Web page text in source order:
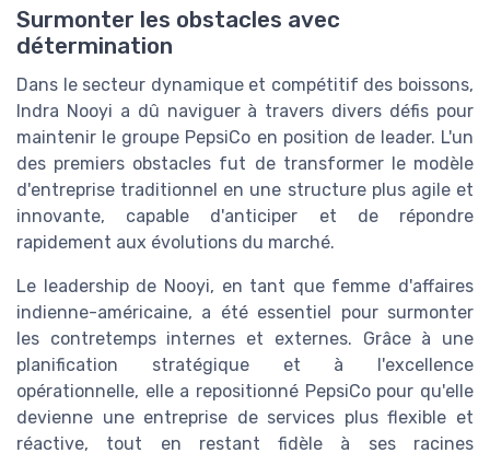
Surmonter les obstacles avec
détermination
Dans le secteur dynamique et compétitif des boissons,
Indra Nooyi a dû naviguer à travers divers défis pour
maintenir le groupe PepsiCo en position de leader. L'un
des premiers obstacles fut de transformer le modèle
d'entreprise traditionnel en une structure plus agile et
innovante, capable d'anticiper et de répondre
rapidement aux évolutions du marché.
Le leadership de Nooyi, en tant que femme d'affaires
indienne-américaine, a été essentiel pour surmonter
les contretemps internes et externes. Grâce à une
planification stratégique et à l'excellence
opérationnelle, elle a repositionné PepsiCo pour qu'elle
devienne une entreprise de services plus flexible et
réactive, tout en restant fidèle à ses racines